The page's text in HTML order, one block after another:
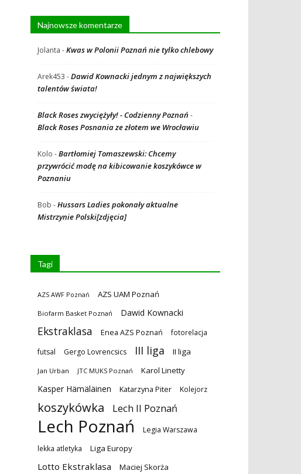
Najnowsze komentarze
Jolanta -Kwas w Polonii Poznań nie tylko chlebowy
Arek453 -Dawid Kownacki jednym z największych
talentów świata!
Black Roses zwyciężyły! - Codzienny Poznań -
Black Roses Posnania ze złotem we Wrocławiu
Kolo -Bartłomiej Tomaszewski: Chcemy
przywrócić modę na kibicowanie koszykówce w
Poznaniu
Bob -Hussars Ladies pokonały aktualne
Mistrzynie Polski[zdjęcia]
Tagi
AZS AWF Poznań AZS UAM Poznań
Biofarm Basket Poznań Dawid Kownacki
Ekstraklasa Enea AZS Poznań fotorelacja
futsal Gergo Lovrencsics III liga II liga
Jan Urban JTC MUKS Poznań Karol Linetty
Kasper Hämäläinen Katarzyna Piter Kolejorz
koszykówka Lech II Poznań
Lech Poznań Legia Warszawa
lekka atletyka Liga Europy
Lotto Ekstraklasa Maciej Skorża